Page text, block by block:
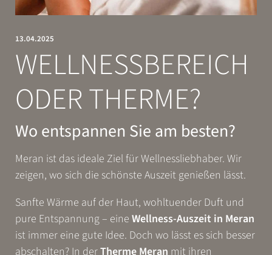
13.04.2025
WELLNESSBEREICH
ODER THERME?
Wo entspannen Sie am besten?
Meran ist das ideale Ziel für Wellnessliebhaber. Wir
zeigen, wo sich die schönste Auszeit genießen lässt.
Sanfte Wärme auf der Haut, wohltuender Duft und
pure Entspannung – eine Wellness-Auszeit in Meran
ist immer eine gute Idee. Doch wo lässt es sich besser
abschalten? In derTherme Meran mit ihren